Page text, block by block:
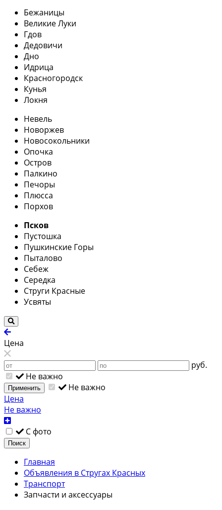
Бежаницы
Великие Луки
Гдов
Дедовичи
Дно
Идрица
Красногородск
Кунья
Локня
Невель
Новоржев
Новосокольники
Опочка
Остров
Палкино
Печоры
Плюсса
Порхов
Псков
Пустошка
Пушкинские Горы
Пыталово
Себеж
Середка
Струги Красные
Усвяты
Цена
руб.
Не важно
Применить
Не важно
Цена
Не важно
С фото
Поиск
Главная
Объявления в Стругах Красных
Транспорт
Запчасти и аксессуары